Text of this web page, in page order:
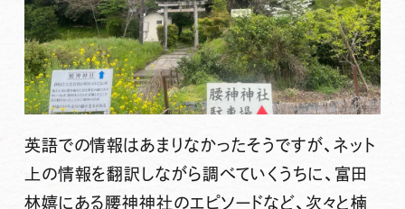
英語での情報はあまりなかったそうですが、ネット
上の情報を翻訳しながら調べていくうちに、富田
林嬉にある腰神神社のエピソードなど、次々と楠